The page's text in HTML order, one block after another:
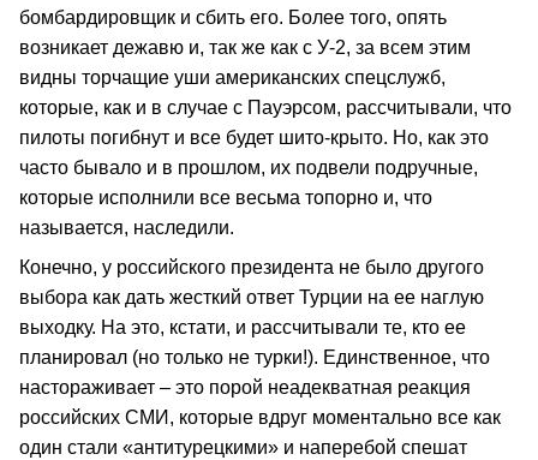
бомбардировщик и сбить его. Более того, опять
возникает дежавю и, так же как с У-2, за всем этим
видны торчащие уши американских спецслужб,
которые, как и в случае с Пауэрсом, рассчитывали, что
пилоты погибнут и все будет шито-крыто. Но, как это
часто бывало и в прошлом, их подвели подручные,
которые исполнили все весьма топорно и, что
называется, наследили.
Конечно, у российского президента не было другого
выбора как дать жесткий ответ Турции на ее наглую
выходку. На это, кстати, и рассчитывали те, кто ее
планировал (но только не турки!). Единственное, что
настораживает – это порой неадекватная реакция
российских СМИ, которые вдруг моментально все как
один стали «антитурецкими» и наперебой спешат